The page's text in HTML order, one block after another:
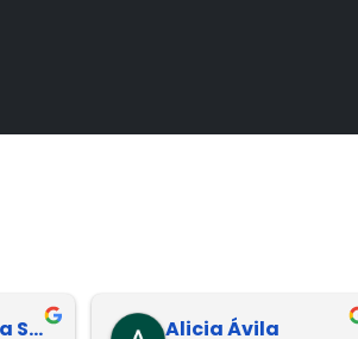
Vicente Molina Salazar Alicia Ávila